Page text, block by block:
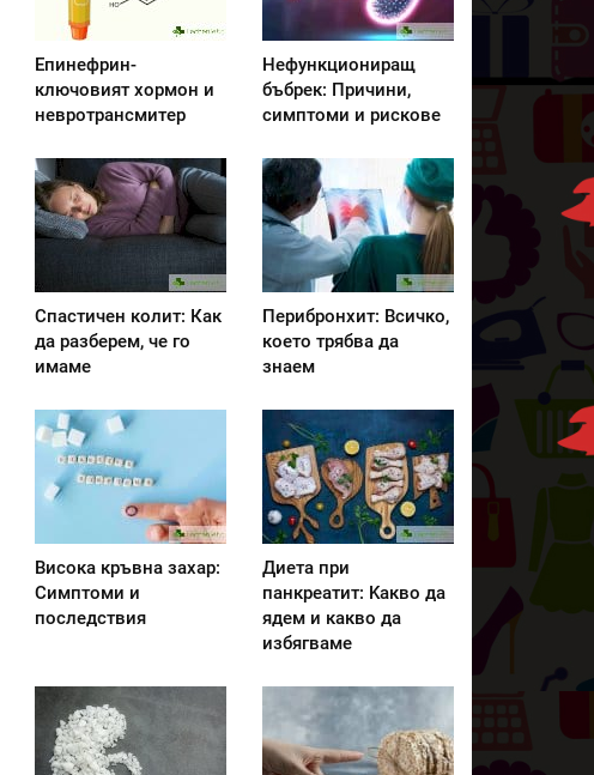
Епинефрин-
ключовият хормон и
невротрансмитер
Нефункциониращ
бъбрек: Причини,
симптоми и рискове
Спастичен колит: Как
да разберем, че го
имаме
Перибронхит: Всичко,
което трябва да
знаем
Висока кръвна захар:
Симптоми и
последствия
Диета при
панкреатит: Kакво да
ядем и какво да
избягваме